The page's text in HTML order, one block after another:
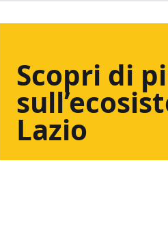
Scopri di
Lazio